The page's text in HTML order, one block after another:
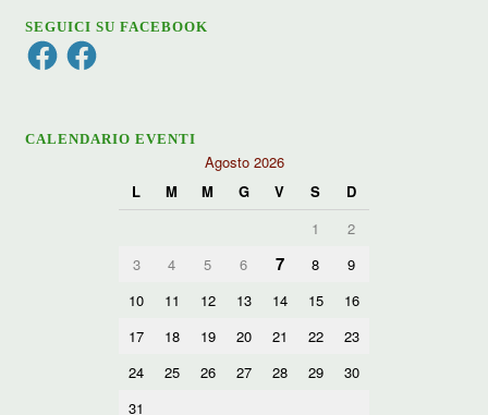
SEGUICI SU FACEBOOK
FacebookFacebook
CALENDARIO EVENTI
Agosto 2026
L
M M G V S
D
1
2
3
4 5 6 7 8
9
10
11 12 13 14 15
16
17
18 19 20 21 22
23
24
25 26 27 28 29
30
31